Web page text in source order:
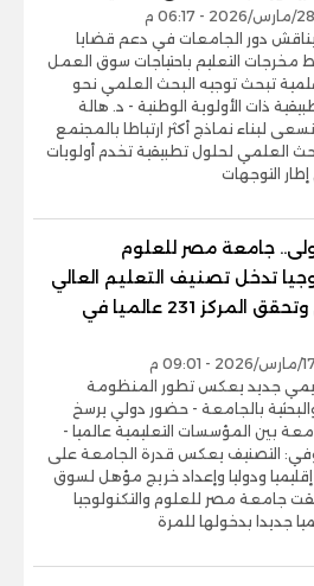
يناقش دور الجامعات في دعم قضايا
مخرجات التعليم باحتياجات سوق العمل
تبحث توجيه البحث العلمي نحو
ذات الأولوية الوطنية - د. هالة
لبناء نماذج أكثر ارتباطا بالمجتمع
العلمي لحلول تطبيقية تخدم أولويات
التوجهات
جامعة مصر للعلوم
تدخل تصنيف التعليم العالي
الأمريكي وتحقق المركز 231 عالميا في
جديد يعكس تطور المنظومة
والبحثية بالجامعة - حضور دولي يرسخ
بين المؤسسات التعليمية عالميا -
التصنيف يعكس قدرة الجامعة على
ودوليا وإعداد خريج مؤهل لسوق
جامعة مصر للعلوم والتكنولوجيا
جديدا بدخولها للمرة